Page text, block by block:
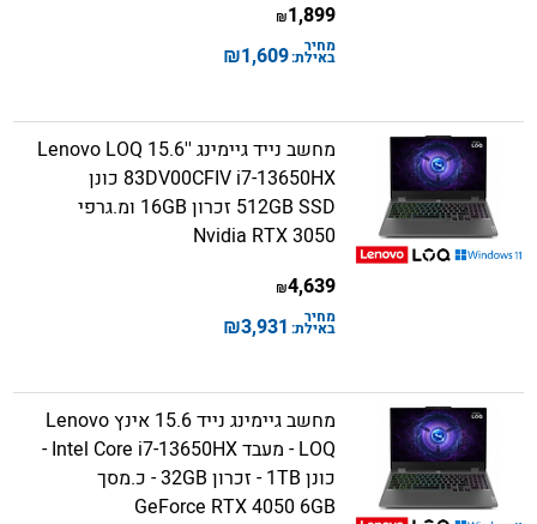
1,899
₪
מחיר
באילת:1,609
₪
מחשב נייד גיימינג ''15.6 Lenovo LOQ
83DV00CFIV i7-13650HX כונן
512GB SSD זכרון 16GB ומ.גרפי
Nvidia RTX 3050
4,639
₪
מחיר
באילת: 3,931
₪
מחשב גיימינג נייד 15.6 אינץ Lenovo
LOQ - מעבד Intel Core i7-13650HX -
כונן 1TB - זכרון 32GB - כ.מסך
GeForce RTX 4050 6GB